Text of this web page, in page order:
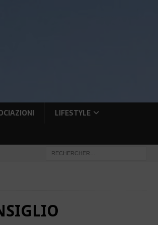
LIFESTYLE